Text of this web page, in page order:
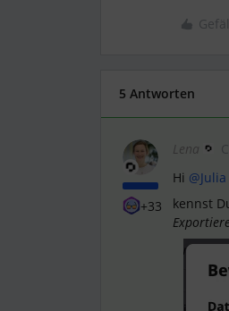
5 Antworten
+33
Lena
Hi
kennst